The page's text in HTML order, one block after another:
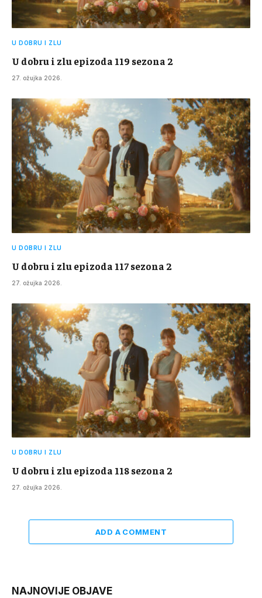
U DOBRU I ZLU
U dobru i zlu epizoda 119 sezona 2
27. ožujka 2026.
U DOBRU I ZLU
U dobru i zlu epizoda 117 sezona 2
27. ožujka 2026.
U DOBRU I ZLU
U dobru i zlu epizoda 118 sezona 2
27. ožujka 2026.
ADD A COMMENT
NAJNOVIJE OBJAVE